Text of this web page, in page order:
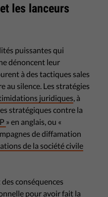
les lanceurs
puissantes qui
dénoncent leur
à des tactiques sales
au silence. Les stratégies
juridiques, à
stratégiques contre la
» en anglais, ou «
de diffamation
de la société civile
conséquences
pour avoir fait la